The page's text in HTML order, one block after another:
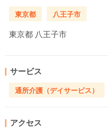
東京都 八王子市
東京都 八王子市
サービス
通所介護（デイサービス）
アクセス